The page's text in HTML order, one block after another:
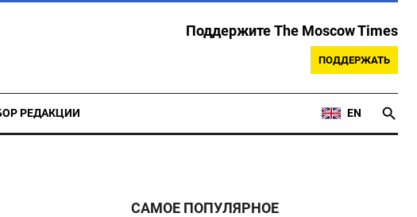
Поддержите The Moscow Times
ПОДДЕРЖАТЬ
РЕДАКЦИИ EN
САМОЕ ПОПУЛЯРНОЕ